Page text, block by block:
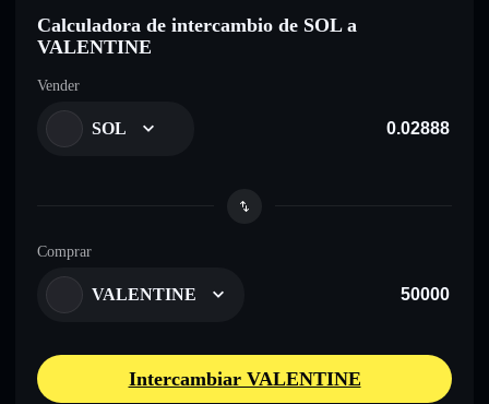
Calculadora de intercambio de SOL a
VALENTINE
Vender
SOL
Comprar
VALENTINE
Intercambiar VALENTINE